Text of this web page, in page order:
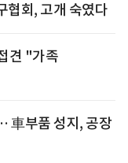
협회, 고개 숙였다
견 "가족
車부품 성지, 공장